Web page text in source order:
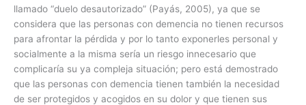
llamado “duelo desautorizado” (Payás, 2005), ya que se
considera que las personas con demencia no tienen recursos
para afrontar la pérdida y por lo tanto exponerles personal y
socialmente a la misma sería un riesgo innecesario que
complicaría su ya compleja situación; pero está demostrado
que las personas con demencia tienen también la necesidad
de ser protegidos y acogidos en su dolor y que tienen sus